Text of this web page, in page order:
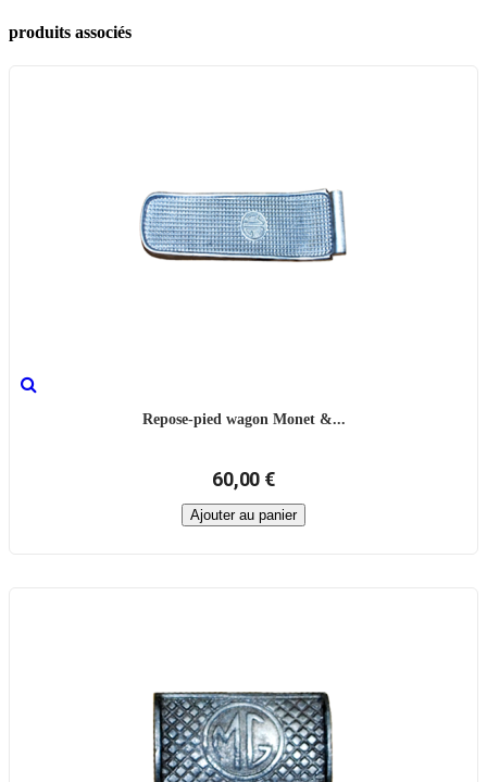
produits associés
Repose-pied wagon Monet &...
60,00 €
Ajouter au panier